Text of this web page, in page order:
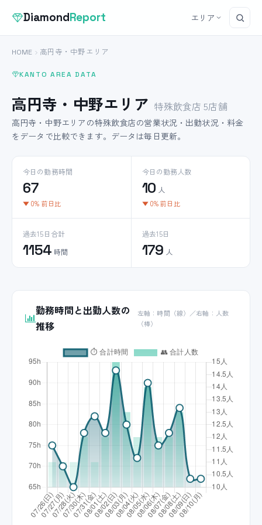
DiamondReport エリア
HOME 高円寺・中野エリア
KANTO AREA DATA
高円寺・中野エリア 特殊飲食店 5店舗
高円寺・中野エリアの特殊飲食店の営業状況・出勤状況・料金
をデータで比較できます。データは毎日更新。
今日の勤務時間
67
▼ 0% 前日比
今日の勤務人数
10 人
▼ 0% 前日比
過去15日合計
1154 時間
過去15日
179 人
勤務時間と出勤人数の
推移
左軸：時間（線）／右軸：人数
（棒）